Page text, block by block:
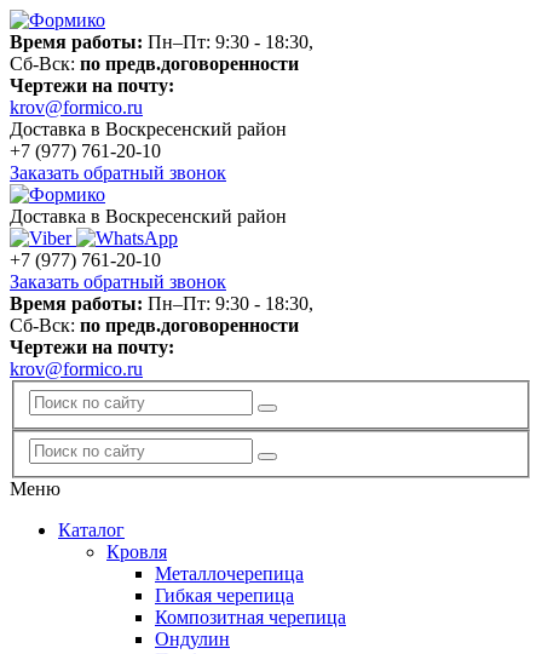
Время работы: Пн–Пт: 9:30 - 18:30,
Сб-Вск: по предв.договоренности
Чертежи на почту:
krov@formico.ru
Доставка в Воскресенский район
+7 (977) 761-20-10
Заказать обратный звонок
Доставка в Воскресенский район
+7 (977) 761-20-10
Заказать обратный звонок
Время работы: Пн–Пт: 9:30 - 18:30,
Сб-Вск: по предв.договоренности
Чертежи на почту:
krov@formico.ru
Меню
Каталог
Кровля
Металлочерепица
Гибкая черепица
Композитная черепица
Ондулин